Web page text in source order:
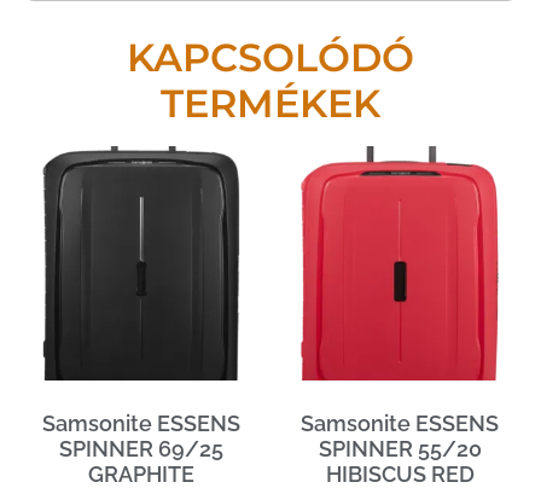
KAPCSOLÓDÓ
TERMÉKEK
Samsonite ESSENS
SPINNER 69/25
GRAPHITE
Samsonite ESSENS
SPINNER 55/20
HIBISCUS RED